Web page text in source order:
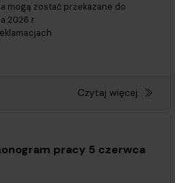
mogą zostać przekazane do
2026 r.
Czytaj więcej
pracy 5 czerwca